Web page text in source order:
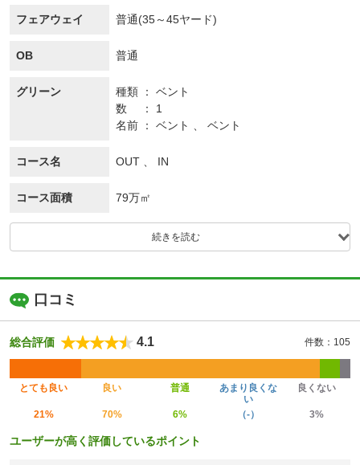
フェアウェイ 普通(35～45ヤード)
OB 普通
グリーン 種類
ベント
数
1
名前
ベント 、 ベント
コース名 OUT 、 IN
コース面積 79万㎡
続きを読む
口コミ
総合評価 4.1 件数：105
とても良い 良い 普通
あまり良くな
い
良くない
21% 70% 6% （-） 3%
ユーザーが高く評価しているポイント